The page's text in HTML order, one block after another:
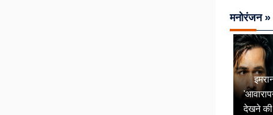
मनोरंजन »
देखने की